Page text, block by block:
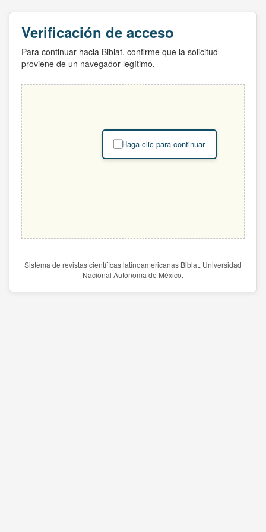
Verificación de acceso
Para continuar hacia Biblat, confirme que la solicitud
proviene de un navegador legítimo.
Haga clic para continuar
Sistema de revistas científicas latinoamericanas Biblat. Universidad
Nacional Autónoma de México.